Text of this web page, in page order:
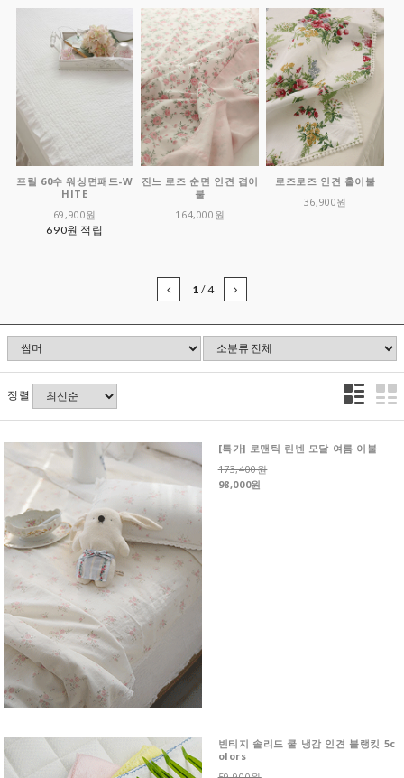
프릴 60수 워싱면패드-W
HITE
69,900원
690원 적립
잔느 로즈 순면 인견 겹이
불
164,000원
로즈로즈 인견 홑이불
36,900원
1 /4
정렬
[특가] 로맨틱 린넨 모달 여름 이불
173,400원
98,000원
빈티지 솔리드 쿨 냉감 인견 블랭킷 5c
olors